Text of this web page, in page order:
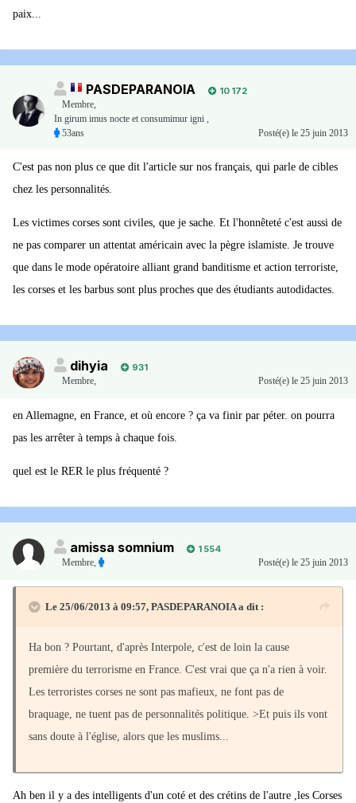
paix...
PASDEPARANOIA
10 172
Membre,
In girum imus nocte et consumimur igni ,
53ans
Posté(e) le 25 juin 2013
C'est pas non plus ce que dit l'article sur nos français, qui parle de cibles
chez les personnalités.
Les victimes corses sont civiles, que je sache. Et l'honnêteté c'est aussi de
ne pas comparer un attentat américain avec la pègre islamiste. Je trouve
que dans le mode opératoire alliant grand banditisme et action terroriste,
les corses et les barbus sont plus proches que des étudiants autodidactes.
dihyia
931
Membre, Posté(e) le 25 juin 2013
en Allemagne, en France, et où encore ? ça va finir par péter. on pourra
pas les arrêter à temps à chaque fois.
quel est le RER le plus fréquenté ?
amissa somnium
1 554
Membre, Posté(e) le 25 juin 2013
Le 25/06/2013 à 09:57, PASDEPARANOIA a dit :
Ha bon ? Pourtant, d'après Interpole, c'est de loin la cause
première du terrorisme en France. C'est vrai que ça n'a rien à voir.
Les terroristes corses ne sont pas mafieux, ne font pas de
braquage, ne tuent pas de personnalités politique. >Et puis ils vont
sans doute à l'église, alors que les muslims...
Ah ben il y a des intelligents d'un coté et des crétins de l'autre ,les Corses